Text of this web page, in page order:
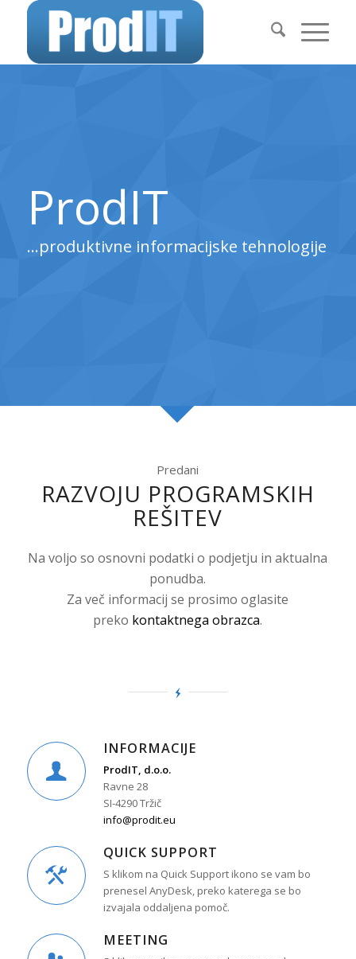
ProdIT
…produktivne informacijske tehnologije
Predani
RAZVOJU PROGRAMSKIH
REŠITEV
Na voljo so osnovni podatki o podjetju in aktualna
ponudba.
Za več informacij se prosimo oglasite
preko kontaktnega obrazca.
INFORMACIJE
ProdIT, d.o.o.
Ravne 28
SI-4290 Tržič
info@prodit.eu
QUICK SUPPORT
S klikom na Quick Support ikono se vam bo
prenesel AnyDesk, preko katerega se bo
izvajala oddaljena pomoč.
MEETING